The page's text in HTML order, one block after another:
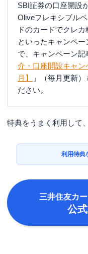
SBI証券の口座開設
Oliveフレキシブル
ドのカードでクレ
といったキャンペ
で、キャンペーン記
介・口座開設キャン
月】
」（毎月更新
ださい。
特典をうまく利用して
利用特典
三井住友カ
公